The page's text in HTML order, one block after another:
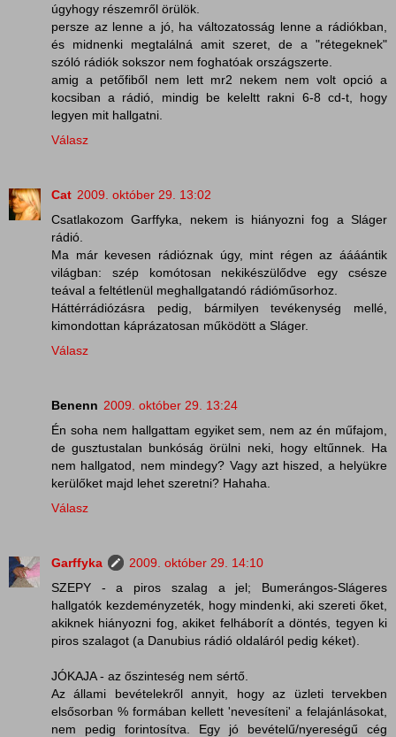
úgyhogy részemről örülök.
persze az lenne a jó, ha változatosság lenne a rádiókban,
és midnenki megtalálná amit szeret, de a "rétegeknek"
szóló rádiók sokszor nem foghatóak országszerte.
amig a petőfiből nem lett mr2 nekem nem volt opció a
kocsiban a rádió, mindig be keleltt rakni 6-8 cd-t, hogy
legyen mit hallgatni.
Válasz
Cat 2009. október 29. 13:02
Csatlakozom Garffyka, nekem is hiányozni fog a Sláger
rádió.
Ma már kevesen rádióznak úgy, mint régen az áááántik
világban: szép komótosan nekikészülődve egy csésze
teával a feltétlenül meghallgatandó rádióműsorhoz.
Háttérrádiózásra pedig, bármilyen tevékenység mellé,
kimondottan káprázatosan működött a Sláger.
Válasz
Benenn 2009. október 29. 13:24
Én soha nem hallgattam egyiket sem, nem az én műfajom,
de gusztustalan bunkóság örülni neki, hogy eltűnnek. Ha
nem hallgatod, nem mindegy? Vagy azt hiszed, a helyükre
kerülőket majd lehet szeretni? Hahaha.
Válasz
Garffyka
2009. október 29. 14:10
SZEPY - a piros szalag a jel; Bumerángos-Slágeres
hallgatók kezdeményzeték, hogy mindenki, aki szereti őket,
akiknek hiányozni fog, akiket felháborít a döntés, tegyen ki
piros szalagot (a Danubius rádió oldaláról pedig kéket).
JÓKAJA - az őszinteség nem sértő.
Az állami bevételekről annyit, hogy az üzleti tervekben
elsősorban % formában kellett 'nevesíteni' a felajánlásokat,
nem pedig forintosítva. Egy jó bevételű/nyereségű cég